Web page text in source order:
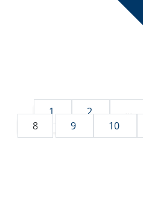
1 2 ...
8
9 10